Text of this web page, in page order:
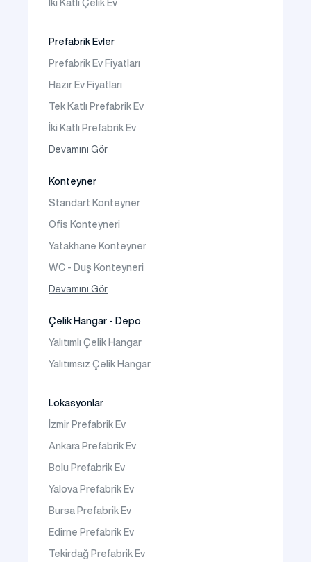
İki Katlı Çelik Ev
Prefabrik Evler
Prefabrik Ev Fiyatları
Hazır Ev Fiyatları
Tek Katlı Prefabrik Ev
İki Katlı Prefabrik Ev
Tek Katlı Prefabrik Villa
Devamını Gör
Konteyner
Standart Konteyner
Ofis Konteyneri
Yatakhane Konteyner
WC - Duş Konteyneri
Konteyner Ev
Devamını Gör
Çelik Hangar - Depo
Yalıtımlı Çelik Hangar
Yalıtımsız Çelik Hangar
Lokasyonlar
İzmir Prefabrik Ev
Ankara Prefabrik Ev
Bolu Prefabrik Ev
Yalova Prefabrik Ev
Bursa Prefabrik Ev
Edirne Prefabrik Ev
Tekirdağ Prefabrik Ev